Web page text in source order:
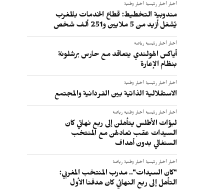
أخبار أخبار رئيسية أخبار وطنية
مندوبية التخطيط: قطاع الخدمات بالمغرب
يُشغل أزيد من 5 ملايين و251 ألف شخص
أخبار أخبار رئيسية رياضة
أياكس الهولندي يتعاقد مع حارس برشلونة
بنظام الإعارة
أخبار أخبار رئيسية أخبار وطنية
الاستقلالية الذاتية بين الفردانية والمجتمع
أخبار أخبار رئيسية أخبار وطنية رياضة
لبؤات الأطلس يتأهلن إلى ربع نهائي كان
السيدات عقب تعادلهن مع المنتخب
السنغالي بدون أهداف
أخبار أخبار رئيسية أخبار وطنية رياضة
"كان السيدات".. مدرب المنتخب المغربي:
التأهل إلى ربع النهائي كان هدفنا الأول